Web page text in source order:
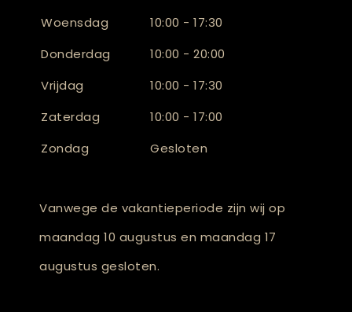
Woensdag
10:00 - 17:30
Donderdag
10:00 - 20:00
Vrijdag
10:00 - 17:30
Zaterdag
10:00 - 17:00
Zondag
Gesloten
Vanwege de vakantieperiode zijn wij op
maandag 10 augustus en maandag 17
augustus gesloten.